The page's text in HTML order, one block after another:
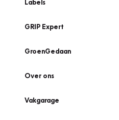
Labels
GRIP Expert
GroenGedaan
Over ons
Vakgarage